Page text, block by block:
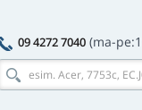
09 4272 7040 (ma-